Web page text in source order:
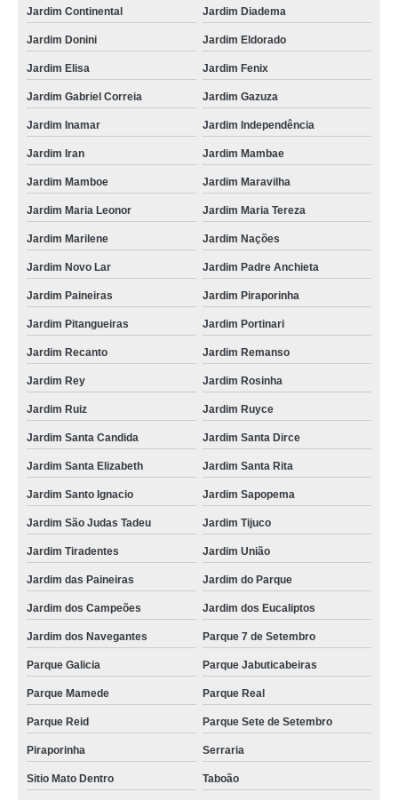
Jardim Continental Jardim Diadema
Jardim Donini Jardim Eldorado
Jardim Elisa Jardim Fenix
Jardim Gabriel Correia Jardim Gazuza
Jardim Inamar Jardim Independência
Jardim Iran Jardim Mambae
Jardim Mamboe Jardim Maravilha
Jardim Maria Leonor Jardim Maria Tereza
Jardim Marilene Jardim Nações
Jardim Novo Lar Jardim Padre Anchieta
Jardim Paineiras Jardim Piraporinha
Jardim Pitangueiras Jardim Portinari
Jardim Recanto Jardim Remanso
Jardim Rey Jardim Rosinha
Jardim Ruiz Jardim Ruyce
Jardim Santa Candida Jardim Santa Dirce
Jardim Santa Elizabeth Jardim Santa Rita
Jardim Santo Ignacio Jardim Sapopema
Jardim São Judas Tadeu Jardim Tijuco
Jardim Tiradentes Jardim União
Jardim das Paineiras Jardim do Parque
Jardim dos Campeões Jardim dos Eucaliptos
Jardim dos Navegantes Parque 7 de Setembro
Parque Galicia Parque Jabuticabeiras
Parque Mamede Parque Real
Parque Reid Parque Sete de Setembro
Piraporinha Serraria
Sitio Mato Dentro Taboão